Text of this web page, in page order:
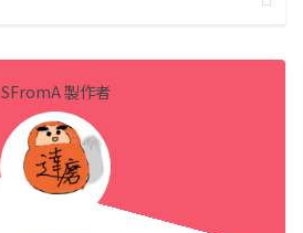
SFromA 製作者